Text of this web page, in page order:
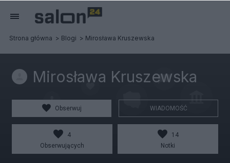
Strona główna Blogi Mirosława Kruszewska
Mirosława Kruszewska
Obserwuj WIADOMOŚĆ
4
Obserwujących
14
Notki